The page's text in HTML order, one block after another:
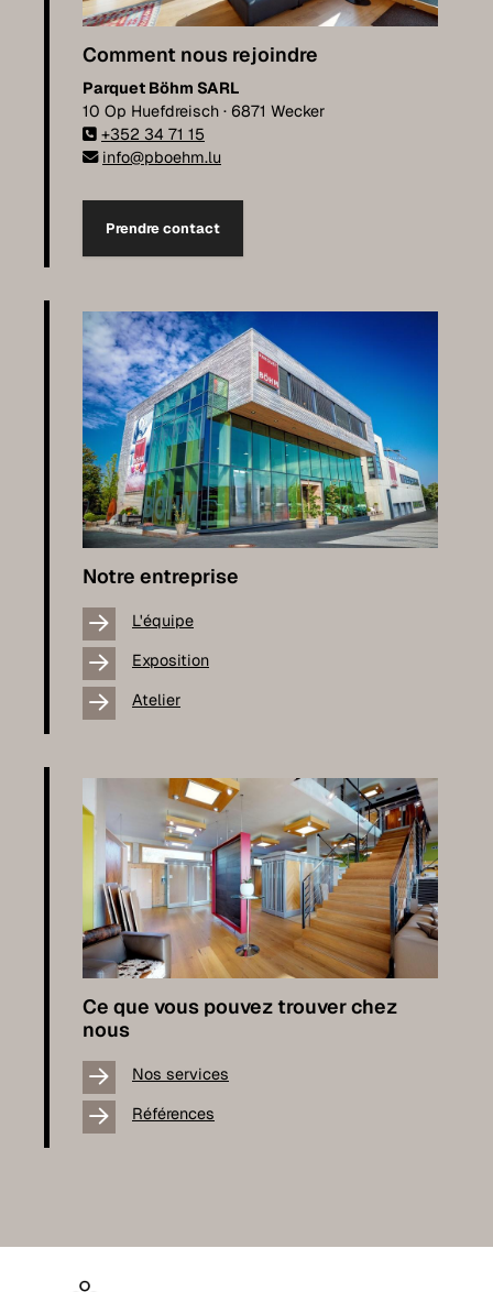
Comment nous rejoindre
Parquet Böhm SARL
10 Op Huefdreisch · 6871 Wecker
+352 34 71 15
info@pboehm.lu
Prendre contact
Notre entreprise
L'équipe
Exposition
Atelier
Ce que vous pouvez trouver chez
nous
Nos services
Références